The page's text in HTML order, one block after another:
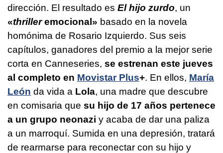
dirección. El resultado es El hijo zurdo, un
«thrilleremocional» basado en la novela
homónima de Rosario Izquierdo. Sus seis
capítulos, ganadores del premio a la mejor serie
corta en Canneseries, se estrenan este jueves
al completo en Movistar Plus+. En ellos, María
León da vida a Lola, una madre que descubre
en comisaria que su hijo de 17 años pertenece
a un grupo neonazi y acaba de dar una paliza
a un marroquí. Sumida en una depresión, tratará
de rearmarse para reconectar con su hijo y